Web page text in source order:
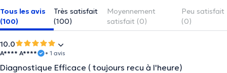
Tous les avis
(100)
Très satisfait
(100)
Moyennement
satisfait (0)
Peu satisfait
(0)
10.0
A**** A**** • 1 avis
Diagnostique Efficace ( toujours recu à l'heure)